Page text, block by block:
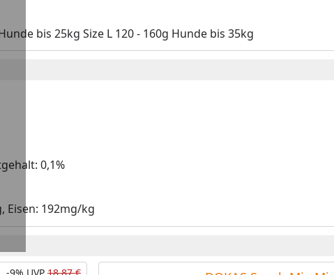
bis 25kg Size L 120 - 160g Hunde bis 35kg
0,1%
Eisen: 192mg/kg